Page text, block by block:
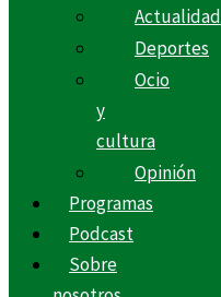
Actualidad
Deportes
Ocio
y
cultura
Opinión
Programas
Podcast
Sobre